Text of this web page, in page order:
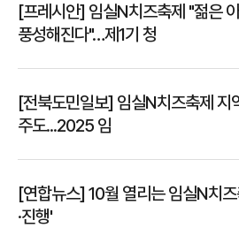
[프레시안] 임실N치즈축제 "젊은
풍성해진다"…제1기 청
[전북도민일보] 임실N치즈축제 지
주도...2025 임
[연합뉴스] 10월 열리는 임실N치
·진행'